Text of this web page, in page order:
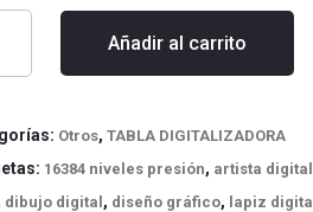
Añadir al carrito
Otros, TABLA DIGITALIZADORA
16384 niveles presión, artista digital
dibujo digital , diseño gráfico, lapiz digital